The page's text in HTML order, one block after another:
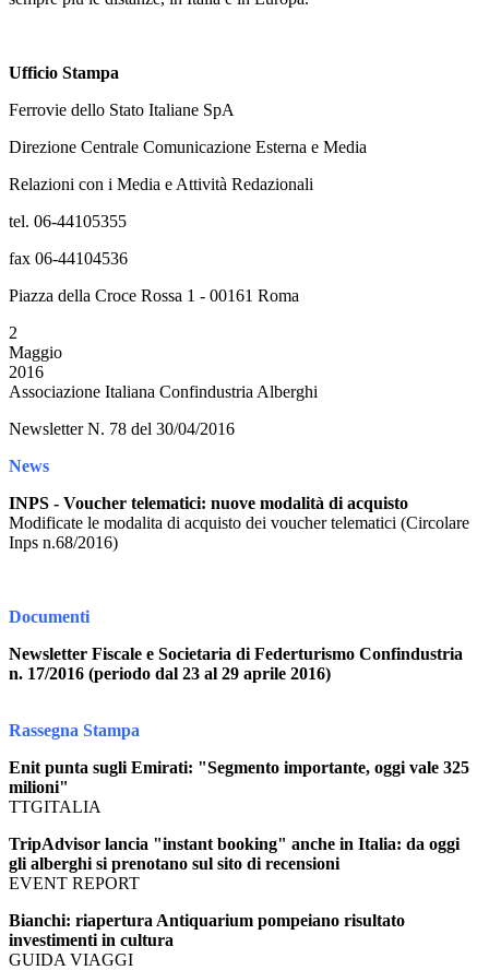
Ufficio Stampa
Ferrovie dello Stato Italiane SpA
Direzione Centrale Comunicazione Esterna e Media
Relazioni con i Media e Attività Redazionali
tel. 06-44105355
fax 06-44104536
Piazza della Croce Rossa 1 - 00161 Roma
2
Maggio
2016
Associazione Italiana Confindustria Alberghi
Newsletter N. 78 del 30/04/2016
News
INPS - Voucher telematici: nuove modalità di acquisto
Modificate le modalita di acquisto dei voucher telematici (Circolare
Inps n.68/2016)
Documenti
Newsletter Fiscale e Societaria di Federturismo Confindustria
n. 17/2016 (periodo dal 23 al 29 aprile 2016)
Rassegna Stampa
Enit punta sugli Emirati: "Segmento importante, oggi vale 325
milioni"
TTGITALIA
TripAdvisor lancia "instant booking" anche in Italia: da oggi
gli alberghi si prenotano sul sito di recensioni
EVENT REPORT
Bianchi: riapertura Antiquarium pompeiano risultato
investimenti in cultura
GUIDA VIAGGI